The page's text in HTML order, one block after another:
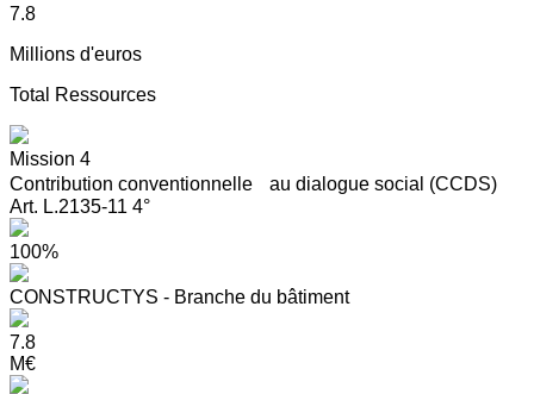
7.8
Millions d'euros
Total Ressources
Mission 4
Contribution conventionnelle au dialogue social (CCDS)
Art. L.2135-11 4°
100%
CONSTRUCTYS - Branche du bâtiment
7.8
M€